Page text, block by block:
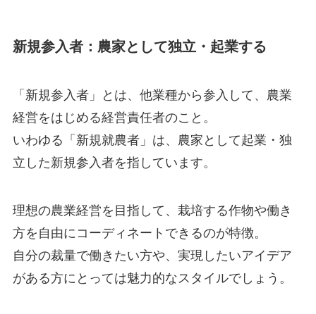
新規参入者：農家として独立・起業する
「新規参入者」 とは、 他業種から参入して、農業
経営をはじめる経営責任者のこと。
いわゆる「新規就農者」は、農家として起業・独
立した新規参入者を指しています。
理想の農業経営を目指して、 栽培する作物や働き
方を自由にコーディネートできるのが特徴。
自分の裁量で働きたい方や、実現したいアイデア
がある方にとっては魅力的なスタイルでしょう。